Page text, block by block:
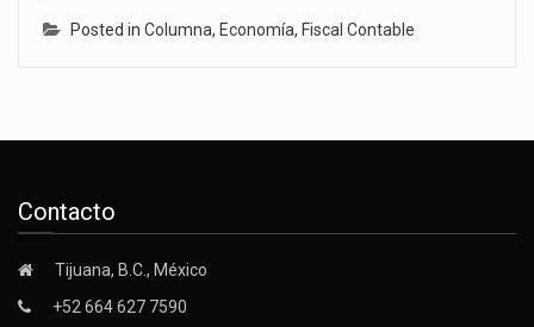
Posted in Columna, Economía, Fiscal Contable
Contacto
Tijuana, B.C., México
+52 664 627 7590